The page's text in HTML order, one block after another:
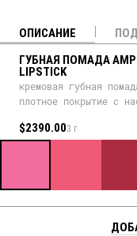
ОПИСАНИЕ
ГУБНАЯ ПОМАДА
LIPSTICK
кремовая губная
плотное покрытие с
$2390.003 г